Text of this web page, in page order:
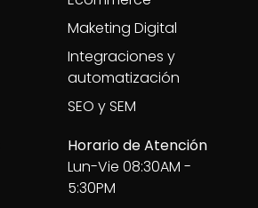
Maketing Digital
Integraciones y
automatización
SEO y SEM
Horario de Atención
Lun-Vie 08:30AM -
5:30PM